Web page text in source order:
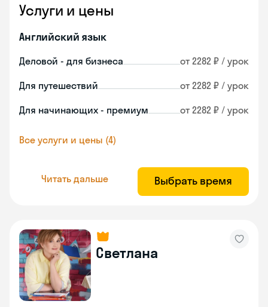
Услуги и цены
Английский язык
Деловой - для бизнеса от 2282 ₽ / урок
Для путешествий от 2282 ₽ / урок
Для начинающих - премиум от 2282 ₽ / урок
Все услуги и цены (4)
Читать дальше Выбрать время
Светлана